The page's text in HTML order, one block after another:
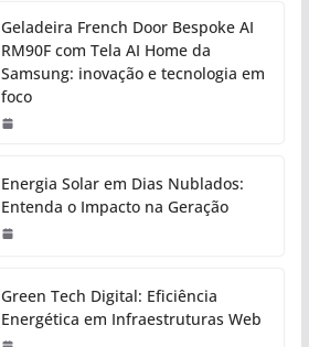
Geladeira French Door Bespoke AI
RM90F com Tela AI Home da
Samsung: inovação e tecnologia em
foco
Energia Solar em Dias Nublados:
Entenda o Impacto na Geração
Green Tech Digital: Eficiência
Energética em Infraestruturas Web